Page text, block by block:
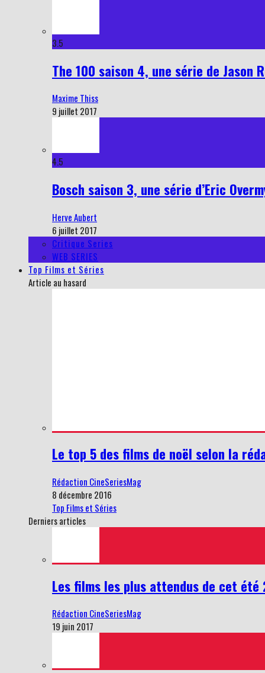
3.5
The 100 saison 4, une série de Jason
Maxime Thiss
9 juillet 2017
4.5
Bosch saison 3, une série d’Eric
Herve Aubert
6 juillet 2017
Critique Series
WEB SERIES
Top Films et Séries
Article au hasard
Le top 5 des films de noël selon la
Rédaction CineSeriesMag
8 décembre 2016
Top Films et Séries
Derniers articles
Les films les plus attendus de cet été
Rédaction CineSeriesMag
19 juin 2017